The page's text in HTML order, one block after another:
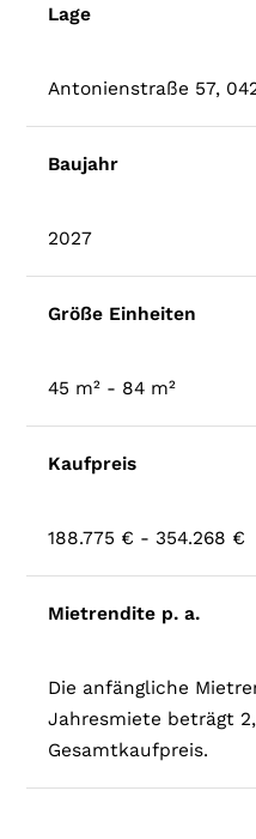
Lage
Antonienstraße 57,
Baujahr
2027
Größe Einheiten
45 m² - 84 m²
Kaufpreis
188.775 € - 354.268 €
Mietrendite p. a.
Die anfängliche
Jahresmiete beträgt
Gesamtkaufpreis.